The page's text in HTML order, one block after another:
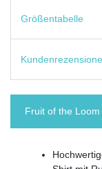
Größentabelle
Fruit of the